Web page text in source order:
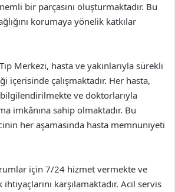
bir parçasını oluşturmaktadır. Bu
korumaya yönelik katkılar
Merkezi, hasta ve yakınlarıyla sürekli
içerisinde çalışmaktadır. Her hasta,
ve doktorlarıyla
imkânına sahip olmaktadır. Bu
her aşamasında hasta memnuniyeti
için 7/24 hizmet vermekte ve
ihtiyaçlarını karşılamaktadır. Acil servis